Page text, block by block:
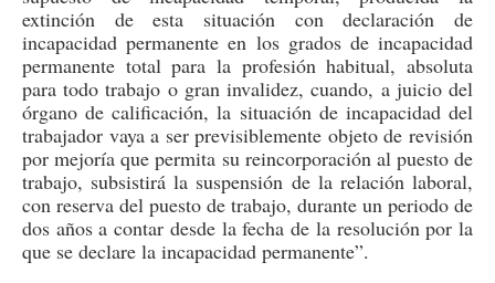
extinción de esta situación con declaración de
incapacidad permanente en los grados de incapacidad
permanente total para la profesión habitual, absoluta
para todo trabajo o gran invalidez, cuando, a juicio del
órgano de calificación, la situación de incapacidad del
trabajador vaya a ser previsiblemente objeto de revisión
por mejoría que permita su reincorporación al puesto de
trabajo, subsistirá la suspensión de la relación laboral,
con reserva del puesto de trabajo, durante un periodo de
dos años a contar desde la fecha de la resolución por la
que se declare la incapacidad permanente”.